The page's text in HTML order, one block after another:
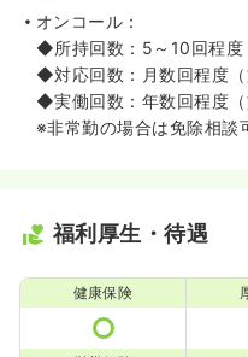
オンコール：
◆所持回数：5～10回程度
◆対応回数：月数回程度（
◆実働回数：年数回程度（
※非常勤の場合は免除相談
福利厚生・待遇
健康保険